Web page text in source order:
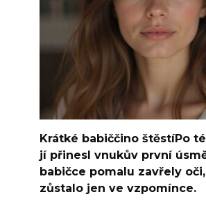
Krátké babiččino štěstíPo
jí přinesl vnukův první
babičce pomalu zavřely
zůstalo jen ve vzpomínce.